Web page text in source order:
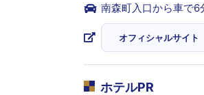
南森町入口から車で6
オフィシャルサイト
ホテルPR